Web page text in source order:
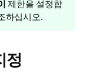
제한을 설정합
하십시오.
정